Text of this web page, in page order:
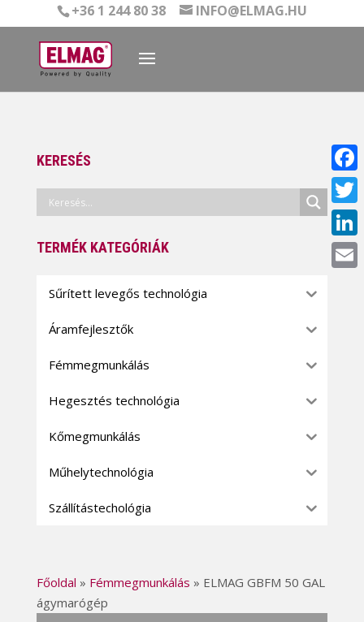
+36 1 244 80 38 INFO@ELMAG.HU
Főoldal » Fémmegmunkálás » ELMAG GBFM 50 GAL
ágymarógép
KERESÉS
TERMÉK KATEGÓRIÁK
Sűrített levegős technológia
Áramfejlesztők
Fémmegmunkálás
Hegesztés technológia
Kőmegmunkálás
Műhelytechnológia
Szállítástechológia